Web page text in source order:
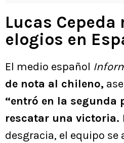
Lucas Cepeda
elogios en
El medio español
de nota al chileno,
“entró en la segunda
rescatar una victoria.
desgracia, el equipo se